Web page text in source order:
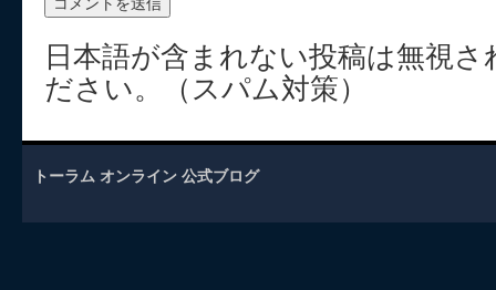
日本語が含まれない投稿は無視
ださい。（スパム対策）
トーラム オンライン 公式ブログ